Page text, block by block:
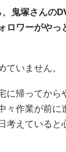
鬼塚さんの
ロワーがやっ
ていません。
に帰ってから
々作業が前に
考えていると